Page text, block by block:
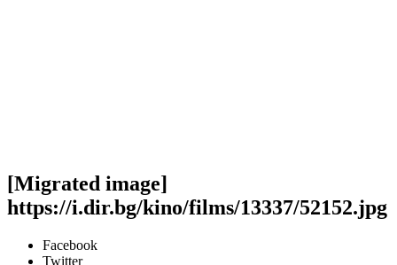
[Migrated image]
https://i.dir.bg/kino/films/13337/52152.jpg
Facebook
Twitter